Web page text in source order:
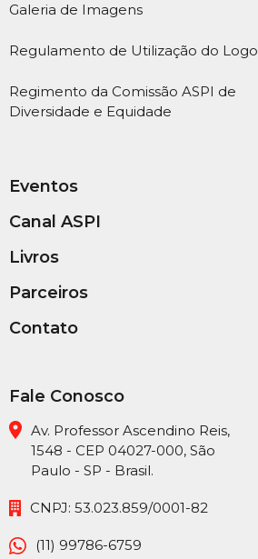
Galeria de Imagens
Regulamento de Utilização do Logo
Regimento da Comissão ASPI de
Diversidade e Equidade
Eventos
Canal ASPI
Livros
Parceiros
Contato
Fale Conosco
Av. Professor Ascendino Reis,
1548 - CEP 04027-000, São
Paulo - SP - Brasil.
CNPJ: 53.023.859/0001-82
(11) 99786-6759